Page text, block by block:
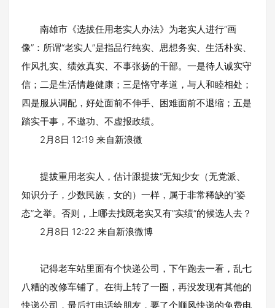
南雄市《选拔任用老实人办法》为老实人进行“画
像”：所谓“老实人”是指品行纯实、思想务实、生活朴实、
作风扎实、绩效真实、不事张扬的干部。一是待人诚实守
信；二是生活情趣健康；三是恪守孝道，与人和睦相处；
四是服从调配，好处面前不伸手、困难面前不退缩；五是
踏实干事，不邀功、不虚报政绩。
2月8日 12:19 来自新浪微
提拔重用老实人，估计跟提拔“无知少女（无党派、
知识分子，少数民族，女的）一样，属于非常稀缺的“姿
态”之举。否则，上哪去找既老实又有”实绩“的候选人去？
2月8日 12:22 来自新浪微博
记得老车站里面有个快递公司，下午跑去一看，乱七
八糟的改修车铺了。在街上转了一圈，再没发现有其他的
快递公司，最后打电话给朋友，要了个顺风快递的免费电